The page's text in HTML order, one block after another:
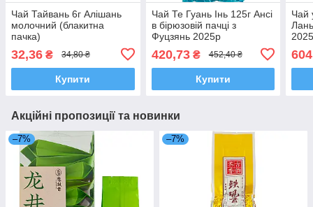
Чай Тайвань 6г Алішань
молочний (блакитна
пачка)
32,36 ₴ 34,80 ₴
Купити
Чай Те Гуань Інь 125г Ансі
в бірюзовій пачці з
Фуцзянь 2025р
420,73₴ 452,40 ₴
Купити
Чай
Акційні пропозиції та новинки
–7% –7%